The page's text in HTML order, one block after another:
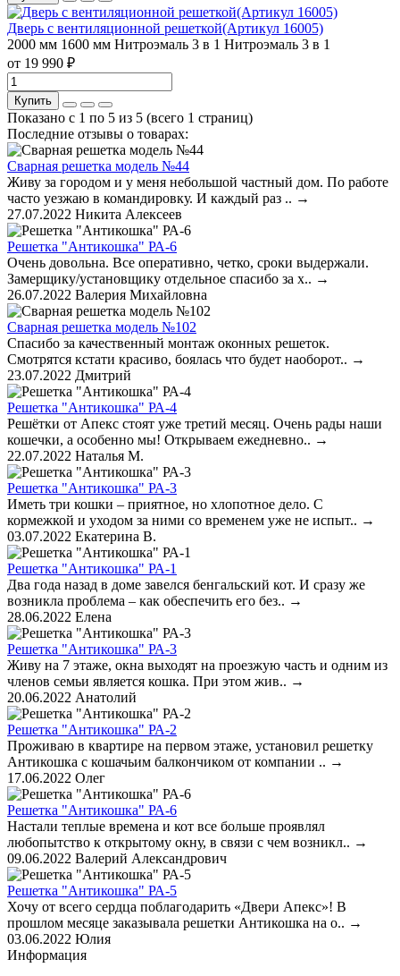
Дверь с вентиляционной решеткой(Артикул 16005)
2000 мм 1600 мм Нитроэмаль 3 в 1 Нитроэмаль 3 в 1
от 19 990 ₽
Купить
Показано с 1 по 5 из 5 (всего 1 страниц)
Последние отзывы о товарах:
Сварная решетка модель №44
Живу за городом и у меня небольшой частный дом. По работе
часто уезжаю в командировку. И каждый раз .. →
27.07.2022 Никита Алексеев
Решетка "Антикошка" РА-6
Очень довольна. Все оперативно, четко, сроки выдержали.
Замерщику/установщику отдельное спасибо за х.. →
26.07.2022 Валерия Михайловна
Сварная решетка модель №102
Спасибо за качественный монтаж оконных решеток.
Смотрятся кстати красиво, боялась что будет наоборот.. →
23.07.2022 Дмитрий
Решетка "Антикошка" РА-4
Решётки от Апекс стоят уже третий месяц. Очень рады наши
кошечки, а особенно мы! Открываем ежедневно.. →
22.07.2022 Наталья М.
Решетка "Антикошка" РА-3
Иметь три кошки – приятное, но хлопотное дело. С
кормежкой и уходом за ними со временем уже не испыт.. →
03.07.2022 Екатерина В.
Решетка "Антикошка" РА-1
Два года назад в доме завелся бенгальский кот. И сразу же
возникла проблема – как обеспечить его без.. →
28.06.2022 Елена
Решетка "Антикошка" РА-3
Живу на 7 этаже, окна выходят на проезжую часть и одним из
членов семьи является кошка. При этом жив.. →
20.06.2022 Анатолий
Решетка "Антикошка" РА-2
Проживаю в квартире на первом этаже, установил решетку
Антикошка с кошачьим балкончиком от компании .. →
17.06.2022 Олег
Решетка "Антикошка" РА-6
Настали теплые времена и кот все больше проявлял
любопытство к открытому окну, в связи с чем возникл.. →
09.06.2022 Валерий Александрович
Решетка "Антикошка" РА-5
Хочу от всего сердца поблагодарить «Двери Апекс»! В
прошлом месяце заказывала решетки Антикошка на о.. →
03.06.2022 Юлия
Информация